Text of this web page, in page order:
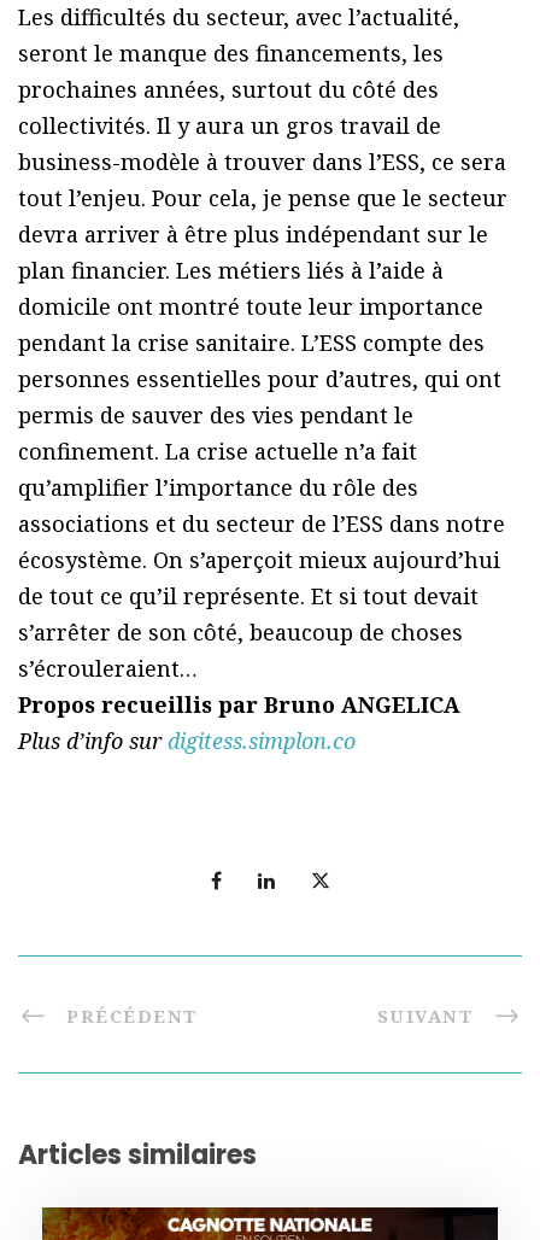
Les difficultés du secteur, avec l’actualité,
seront le manque des financements, les
prochaines années, surtout du côté des
collectivités. Il y aura un gros travail de
business-modèle à trouver dans l’ESS, ce sera
tout l’enjeu. Pour cela, je pense que le secteur
devra arriver à être plus indépendant sur le
plan financier. Les métiers liés à l’aide à
domicile ont montré toute leur importance
pendant la crise sanitaire. L’ESS compte des
personnes essentielles pour d’autres, qui ont
permis de sauver des vies pendant le
confinement. La crise actuelle n’a fait
qu’amplifier l’importance du rôle des
associations et du secteur de l’ESS dans notre
écosystème. On s’aperçoit mieux aujourd’hui
de tout ce qu’il représente. Et si tout devait
s’arrêter de son côté, beaucoup de choses
s’écrouleraient…
Propos recueillis par Bruno ANGELICA
Plus d’info surdigitess.simplon.co
PRÉCÉDENT SUIVANT
Articles similaires